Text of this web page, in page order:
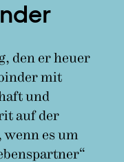
den er heuer
mit
und
auf der
wenn es um